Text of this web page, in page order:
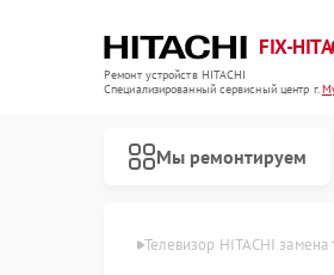
FIX-
Ремонт устройств HITACHI
Специализированный cервисный центр г.
Мы ремонтируем
Телевизор HITACHI